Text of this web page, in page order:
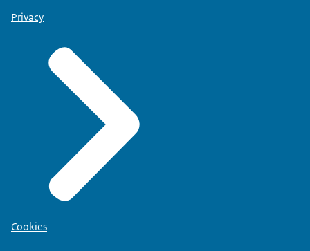
Privacy
Cookies